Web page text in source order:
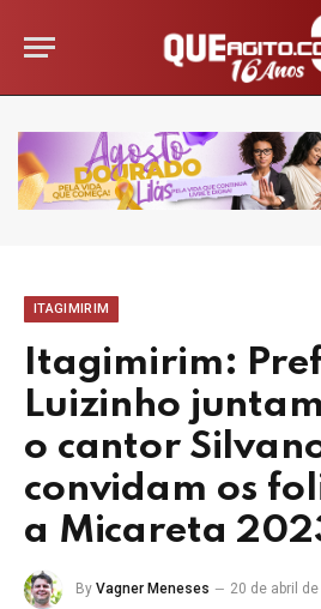
ITAGIMIRIM
Itagimirim:
Luizinho
o cantor
convidam os
a Micareta
By Vagner Meneses 20 de abril